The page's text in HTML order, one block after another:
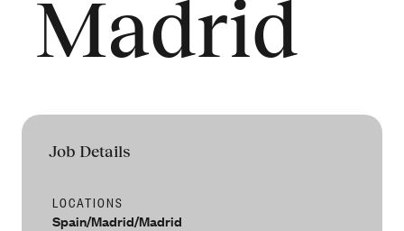
Our Filiera
Oasi Zegna
OurFiliera
Madrid
Job Details
LOCATIONS
Spain/Madrid/Madrid